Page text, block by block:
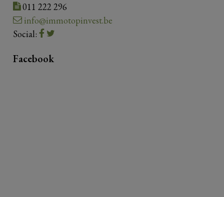
011 222 296
info@immotopinvest.be
Social:
Facebook